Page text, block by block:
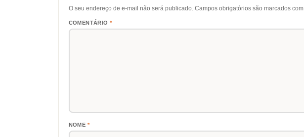
O seu endereço de e-mail não será publicado. Campos obrigatórios são marcados com
COMENTÁRIO *
NOME *